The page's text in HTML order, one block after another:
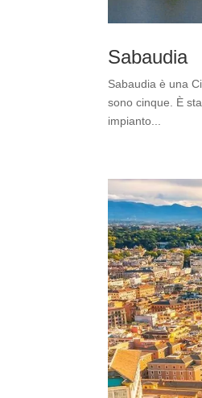
Sabaudia
Sabaudia è una
sono cinque. È
impianto...